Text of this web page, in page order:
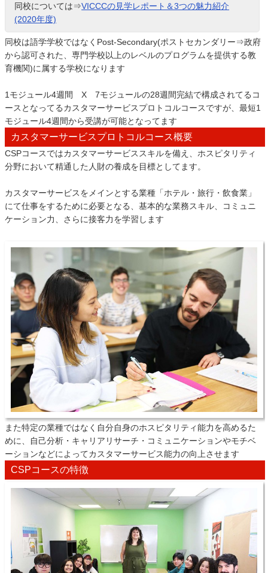
同校については⇒VICCCの見学レポート＆3つの魅力紹介
(2020年度)
同校は語学学校ではなくPost-Secondary(ポストセカンダリー⇒政府
から認可された、専門学校以上のレベルのプログラムを提供する教
育機関)に属する学校になります
1モジュール4週間 X 7モジュールの28週間完結で構成されてるコ
ースとなってるカスタマーサービスプロトコルコースですが、最短1
モジュール4週間から受講が可能となってます
カスタマーサービスプロトコルコース概要
CSPコースではカスタマーサービススキルを備え、ホスピタリティ
分野において精通した人財の養成を目標としてます。
カスタマーサービスをメインとする業種「ホテル・旅行・飲食業」
にて仕事をするために必要となる、基本的な業務スキル、コミュニ
ケーション力、さらに接客力を学習します
また特定の業種ではなく自分自身のホスピタリティ能力を高めるた
めに、自己分析・キャリアリサーチ・コミュニケーションやモチベ
ーションなどによってカスタマーサービス能力の向上させます
CSPコースの特徴